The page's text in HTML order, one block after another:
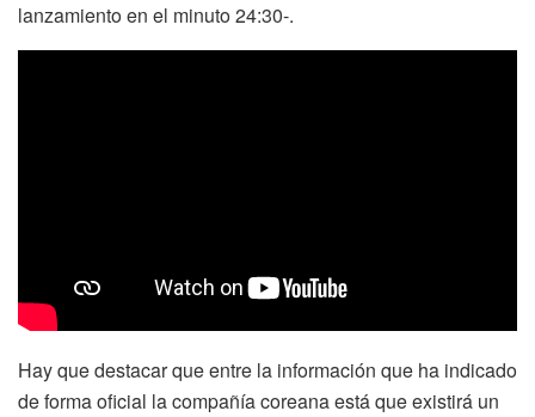
lanzamiento en el minuto 24:30-.
Hay que destacar que entre la información que ha indicado
de forma oficial la compañía coreana está que existirá un